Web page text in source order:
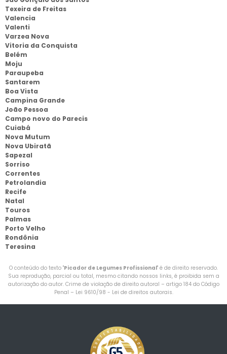
Texeira de Freitas
Valencia
Valenti
Varzea Nova
Vitoria da Conquista
Belém
Moju
Paraupeba
Santarem
Boa Vista
Campina Grande
João Pessoa
Campo novo do Parecis
Cuiabá
Nova Mutum
Nova Ubiratã
Sapezal
Sorriso
Correntes
Petrolandia
Recife
Natal
Touros
Palmas
Porto Velho
Rondônia
Teresina
O conteúdo do texto "Picador de Legumes Profissional" é de direito reservado.
Sua reprodução, parcial ou total, mesmo citando nossos links, é proibida sem a
autorização do autor. Crime de violação de direito autoral – artigo 184 do Código
Penal – Lei 9610/98 - Lei de direitos autorais.